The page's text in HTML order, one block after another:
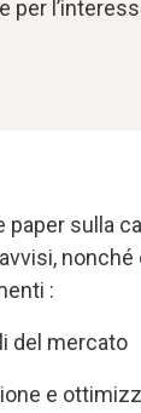
per
paper sulla
:
del mercato
e